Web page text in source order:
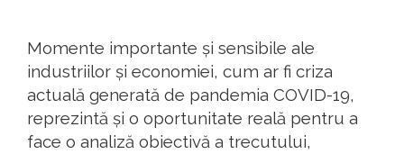
Momente importante și sensibile ale
industriilor și economiei, cum ar fi criza
actuală generată de pandemia COVID-19,
reprezintă și o oportunitate reală pentru a
face o analiză obiectivă a trecutului,